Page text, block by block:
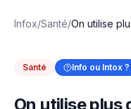
Infox/Santé/On utilise
Santé Info ou Intox ?
On utilise plus